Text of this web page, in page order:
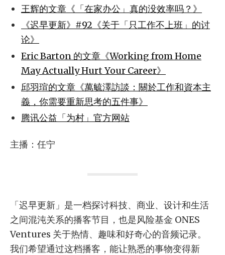
王辉的文章《「在家办公」真的没效率吗？》
《迟早更新》#92《关于「只工作不上班」的讨
论》
Eric Barton 的文章《Working from Home
May Actually Hurt Your Career》
邱羽瑄的文章《萬毓澤訪談：關於工作和資本主
義，你需要重新思考的五件事》
腾讯公益「为村」官方网站
主播：任宁
「迟早更新」是一档探讨科技、商业、设计和生活
之间混沌关系的播客节目，也是风险基金 ONES
Ventures 关于热情、趣味和好奇心的音频记录。
我们希望通过这档播客，能让熟悉的事物变得新